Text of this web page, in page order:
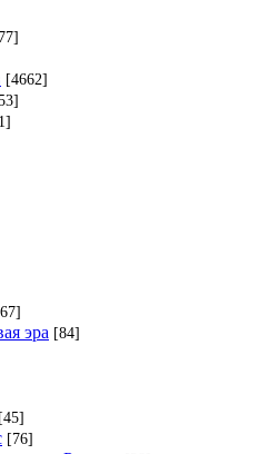
[4662]
эра [84]
[45]
[76]